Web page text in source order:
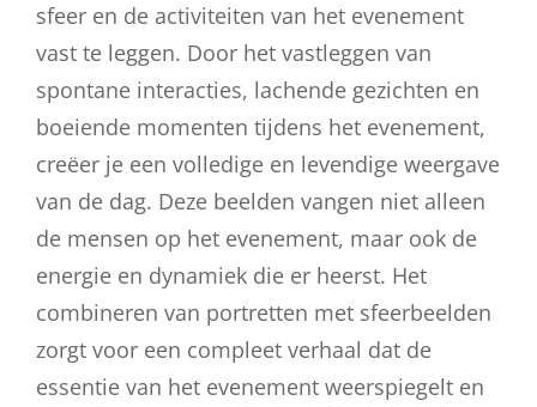
sfeer en de activiteiten van het evenement
vast te leggen. Door het vastleggen van
spontane interacties, lachende gezichten en
boeiende momenten tijdens het evenement,
creëer je een volledige en levendige weergave
van de dag. Deze beelden vangen niet alleen
de mensen op het evenement, maar ook de
energie en dynamiek die er heerst. Het
combineren van portretten met sfeerbeelden
zorgt voor een compleet verhaal dat de
essentie van het evenement weerspiegelt en